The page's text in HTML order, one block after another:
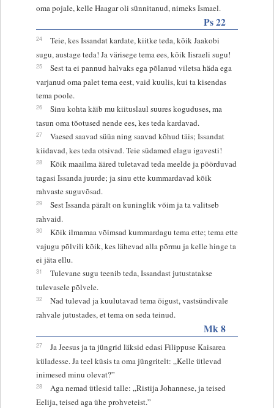
oma pojale, kelle Haagar oli sünnitanud, nimeks Ismael.
Ps 22
24
Teie, kes Issandat kardate, kiitke teda, kõik Jaakobi
sugu, austage teda! Ja värisege tema ees, kõik Iisraeli sugu!
25
Sest ta ei pannud halvaks ega põlanud viletsa häda ega
varjanud oma palet tema eest, vaid kuulis, kui ta kisendas
tema poole.
26
Sinu kohta käib mu kiituslaul suures koguduses, ma
tasun oma tõotused nende ees, kes teda kardavad.
27
Vaesed saavad süüa ning saavad kõhud täis; Issandat
kiidavad, kes teda otsivad. Teie südamed elagu igavesti!
28
Kõik maailma ääred tuletavad teda meelde ja pöörduvad
tagasi Issanda juurde; ja sinu ette kummardavad kõik
rahvaste suguvõsad.
29
Sest Issanda päralt on kuninglik võim ja ta valitseb
rahvaid.
30
Kõik ilmamaa võimsad kummardagu tema ette; tema ette
vajugu põlvili kõik, kes lähevad alla põrmu ja kelle hinge ta
ei jäta ellu.
31
Tulevane sugu teenib teda, Issandast jutustatakse
tulevasele põlvele.
32
Nad tulevad ja kuulutavad tema õigust, vastsündivale
rahvale jutustades, et tema on seda teinud.
Mk 8
27
Ja Jeesus ja ta jüngrid läksid edasi Filippuse Kaisarea
küladesse. Ja teel küsis ta oma jüngritelt: „Kelle ütlevad
inimesed minu olevat?”
28
Aga nemad ütlesid talle: „Ristija Johannese, ja teised
Eelija, teised aga ühe prohveteist.”